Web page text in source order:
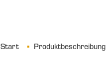
Start Produktbeschreibung